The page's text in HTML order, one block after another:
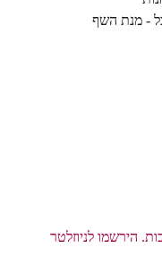
- מנת השף
הירשמו לניוזלטר